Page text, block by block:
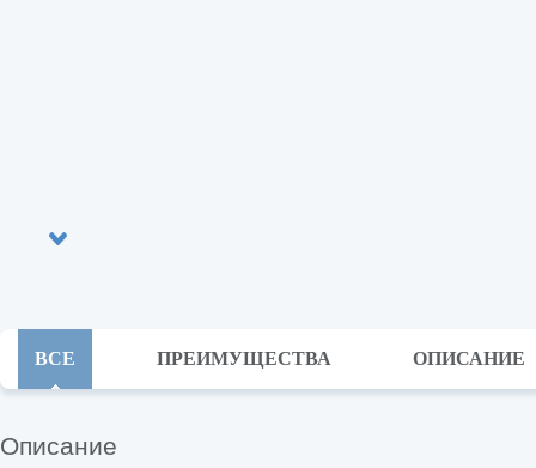
ВСЕ ПРЕИМУЩЕСТВА ОПИСАНИЕ
Описание